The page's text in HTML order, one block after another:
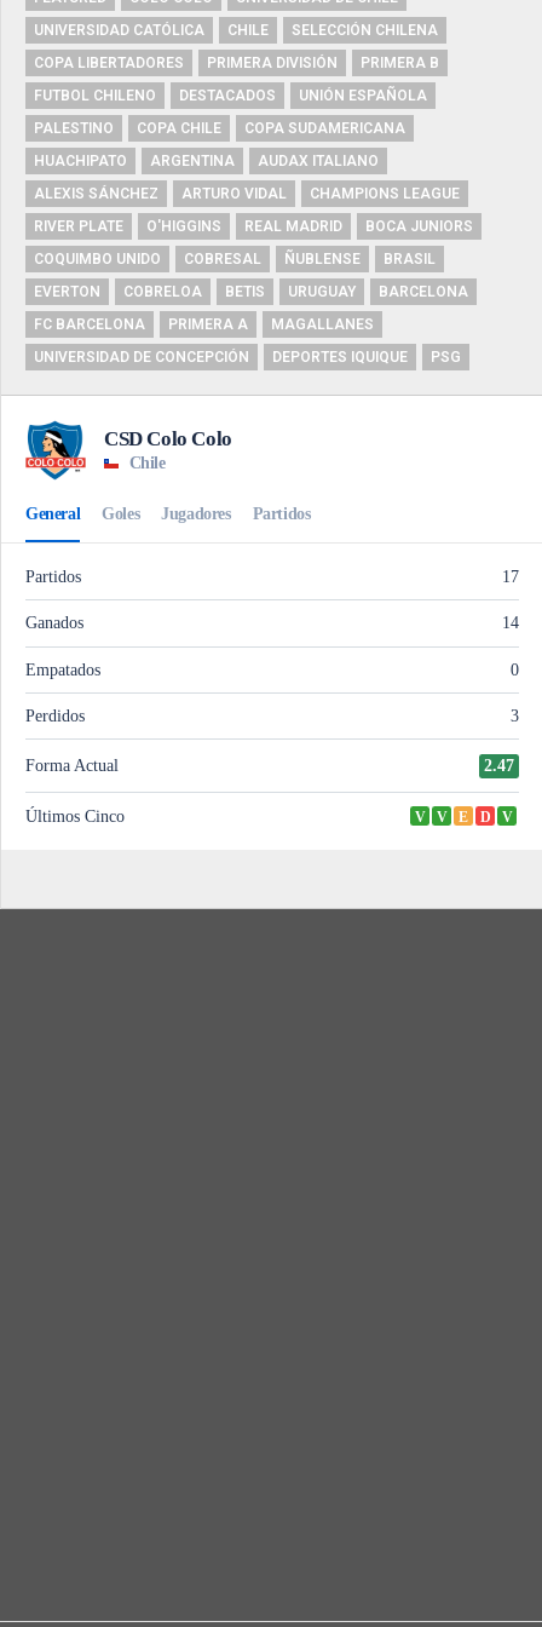
UNIVERSIDAD CATÓLICA
CHILE
SELECCIÓN CHILENA
COPA LIBERTADORES
PRIMERA DIVISIÓN
PRIMERA B
FUTBOL CHILENO
DESTACADOS
UNIÓN ESPAÑOLA
PALESTINO
COPA CHILE
COPA SUDAMERICANA
HUACHIPATO
ARGENTINA
AUDAX ITALIANO
ALEXIS SÁNCHEZ
ARTURO VIDAL
CHAMPIONS LEAGUE
RIVER PLATE
O'HIGGINS REAL MADRID
BOCA JUNIORS
COQUIMBO UNIDO
COBRESAL ÑUBLENSE
BRASIL
EVERTON
COBRELOA BETIS URUGUAY
BARCELONA
FC BARCELONA
PRIMERA A
MAGALLANES
UNIVERSIDAD DE CONCEPCIÓN
DEPORTES IQUIQUE PSG